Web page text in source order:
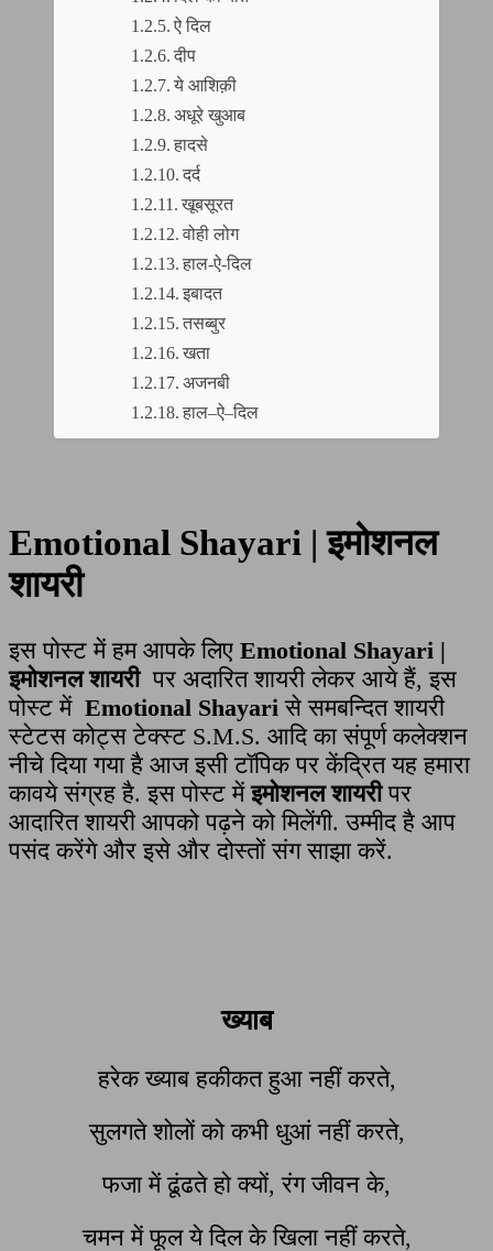
ऐ दिल
दीप
ये आशिक़ी
अधूरे खुआब
हादसे
दर्द
खूबसूरत
वोही लोग
हाल-ऐ-दिल
इबादत
तसब्बुर
खता
अजनबी
हाल–ऐ–दिल
Emotional Shayari | इमोशनल
शायरी
इस पोस्ट में हम आपके लिए Emotional Shayari |
इमोशनल शायरी पर अदारित शायरी लेकर आये हैं, इस
पोस्ट में Emotional Shayariसे समबन्दित शायरी
स्टेटस कोट्स टेक्स्ट S.M.S. आदि का संपूर्ण कलेक्शन
नीचे दिया गया है आज इसी टॉपिक पर केंद्रित यह हमारा
कावये संग्रह है. इस पोस्ट मेंइमोशनल शायरीपर
आदारित शायरी आपको पढ़ने को मिलेंगी. उम्मीद है आप
पसंद करेंगे और इसे और दोस्तों संग साझा करें.
ख्याब
हरेक ख्याब हकीकत हुआ नहीं करते,
सुलगते शोलों को कभी धुआं नहीं करते,
फजा में ढूंढते हो क्यों, रंग जीवन के,
चमन में फूल ये दिल के खिला नहीं करते,